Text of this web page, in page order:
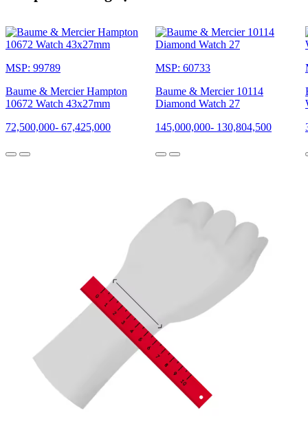
MSP: 99789
Baume & Mercier Hampton
10672 Watch 43x27mm
72,500,000- 67,425,000
MSP: 60733
Baume & Mercier 10114
Diamond Watch 27
145,000,000- 130,804,500